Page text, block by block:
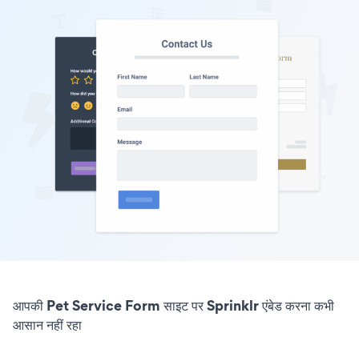
आपकी Pet Service Form साइट पर Sprinklr एंबेड करना कभी
आसान नहीं रहा